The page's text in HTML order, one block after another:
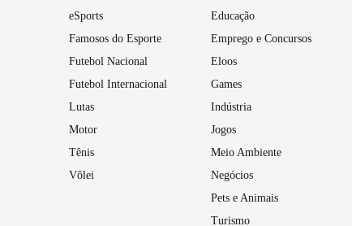
eSports
Famosos do Esporte
Futebol Nacional
Futebol Internacional
Lutas
Motor
Tênis
Vôlei
Educação
Emprego e Concursos
Eloos
Games
Indústria
Jogos
Meio Ambiente
Negócios
Pets e Animais
Turismo